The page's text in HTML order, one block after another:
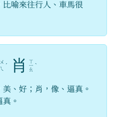
喻來往行人、車馬很
ㄨ
ㄟ
ˊ 肖 ㄒ
ㄧ
ㄠ
ˋ
、好；肖，像、逼真。
。